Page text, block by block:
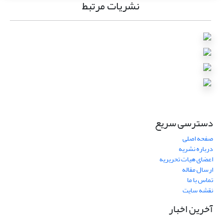
نشریات مرتبط
دسترسی سریع
صفحه اصلی
درباره نشریه
اعضای هیات تحریریه
ارسال مقاله
تماس با ما
نقشه سایت
آخرین اخبار